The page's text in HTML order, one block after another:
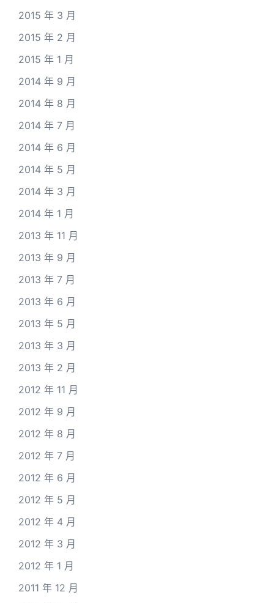
2015 年 3 月
2015 年 2 月
2015 年 1 月
2014 年 9 月
2014 年 8 月
2014 年 7 月
2014 年 6 月
2014 年 5 月
2014 年 3 月
2014 年 1 月
2013 年 11 月
2013 年 9 月
2013 年 7 月
2013 年 6 月
2013 年 5 月
2013 年 3 月
2013 年 2 月
2012 年 11 月
2012 年 9 月
2012 年 8 月
2012 年 7 月
2012 年 6 月
2012 年 5 月
2012 年 4 月
2012 年 3 月
2012 年 1 月
2011 年 12 月